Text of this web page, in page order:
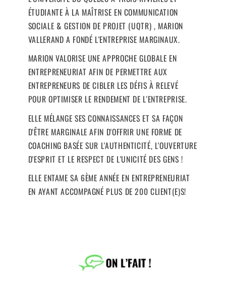
ÉTUDIANTE À LA MAÎTRISE EN COMMUNICATION
SOCIALE & GESTION DE PROJET (UQTR) , MARION
VALLERAND A FONDÉ L'ENTREPRISE MARGINAUX.
MARION VALORISE UNE APPROCHE GLOBALE EN
ENTREPRENEURIAT AFIN DE PERMETTRE AUX
ENTREPRENEURS DE CIBLER LES DÉFIS À RELEVÉ
POUR OPTIMISER LE RENDEMENT DE L'ENTREPRISE.
ELLE MÉLANGE SES CONNAISSANCES ET SA FAÇON
D'ÊTRE MARGINALE AFIN D'OFFRIR UNE FORME DE
COACHING BASÉE SUR L'AUTHENTICITÉ, L'OUVERTURE
D'ESPRIT ET LE RESPECT DE L'UNICITÉ DES GENS !
ELLE ENTAME SA 6ÈME ANNÉE EN ENTREPRENEURIAT
EN AYANT ACCOMPAGNÉ PLUS DE 200 CLIENT(E)S!